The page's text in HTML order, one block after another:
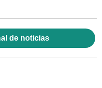
de noticias